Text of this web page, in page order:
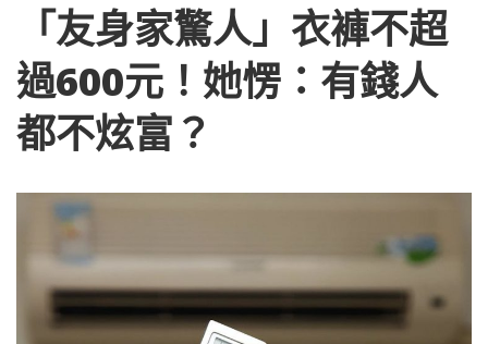
「友身家驚人」衣褲不超
過600元！她愣：有錢人
都不炫富？